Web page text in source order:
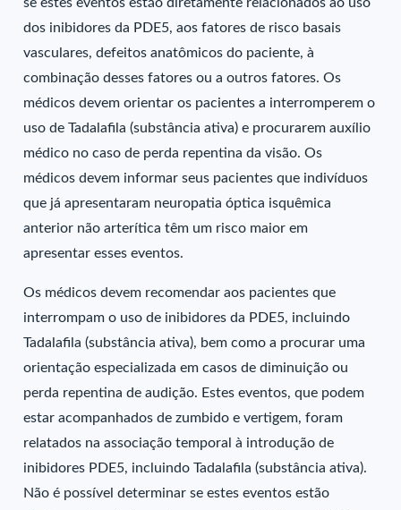
dos inibidores da PDE5, aos fatores de risco basais
vasculares, defeitos anatômicos do paciente, à
combinação desses fatores ou a outros fatores. Os
médicos devem orientar os pacientes a interromperem o
uso de Tadalafila (substância ativa) e procurarem auxílio
médico no caso de perda repentina da visão. Os
médicos devem informar seus pacientes que indivíduos
que já apresentaram neuropatia óptica isquêmica
anterior não arterítica têm um risco maior em
apresentar esses eventos.
Os médicos devem recomendar aos pacientes que
interrompam o uso de inibidores da PDE5, incluindo
Tadalafila (substância ativa), bem como a procurar uma
orientação especializada em casos de diminuição ou
perda repentina de audição. Estes eventos, que podem
estar acompanhados de zumbido e vertigem, foram
relatados na associação temporal à introdução de
inibidores PDE5, incluindo Tadalafila (substância ativa).
Não é possível determinar se estes eventos estão